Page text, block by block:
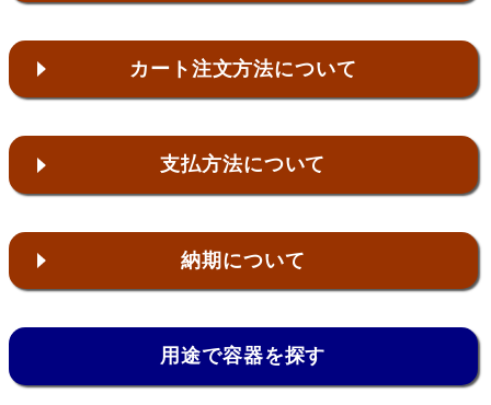
カート注文方法について
支払方法について
納期について
用途で容器を探す